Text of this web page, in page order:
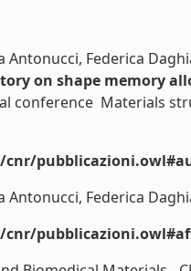
Antonucci, Federica
on shape memory
conference  Materials
Antonucci, Federica